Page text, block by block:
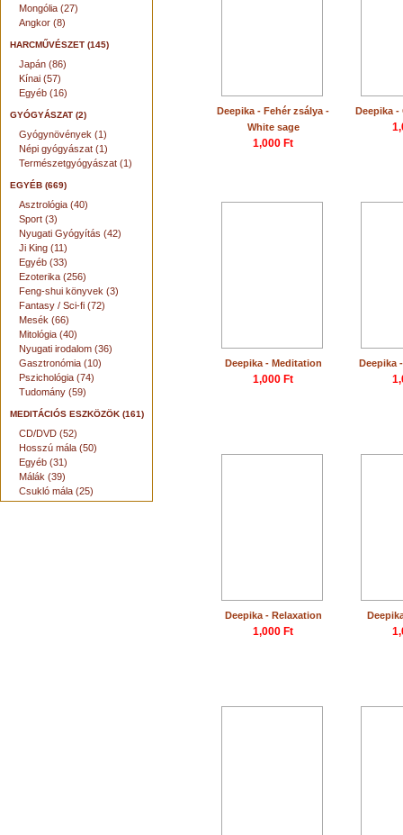
Mongólia (27)
Angkor (8)
HARCMŰVÉSZET (145)
Japán (86)
Kínai (57)
Egyéb (16)
GYÓGYÁSZAT (2)
Gyógynövények (1)
Népi gyógyászat (1)
Természetgyógyászat (1)
EGYÉB (669)
Asztrológia (40)
Sport (3)
Nyugati Gyógyítás (42)
Ji King (11)
Egyéb (33)
Ezoterika (256)
Feng-shui könyvek (3)
Fantasy / Sci-fi (72)
Mesék (66)
Mitológia (40)
Nyugati irodalom (36)
Gasztronómia (10)
Pszichológia (74)
Tudomány (59)
MEDITÁCIÓS ESZKÖZÖK (161)
CD/DVD (52)
Hosszú mála (50)
Egyéb (31)
Málák (39)
Csukló mála (25)
Deepika - Fehér zsálya -
White sage
1,000 Ft
Deepika
Deepika - Meditation
1,000 Ft
Deepika
Deepika - Relaxation
1,000 Ft